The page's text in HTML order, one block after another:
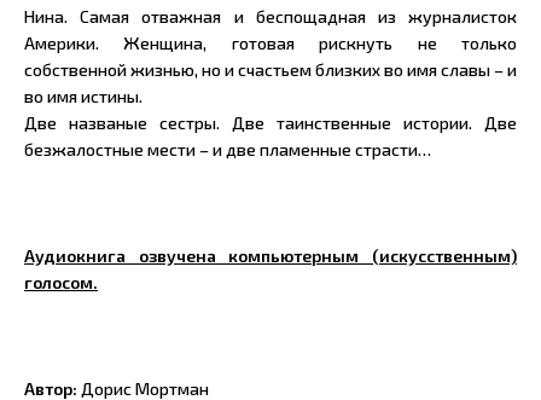
Нина. Самая отважная и беспощадная из журналисток
Америки. Женщина, готовая рискнуть не только
собственной жизнью, но и счастьем близких во имя славы – и
во имя истины.
Две названые сестры. Две таинственные истории. Две
безжалостные мести – и две пламенные страсти…
Аудиокнига озвучена компьютерным (искусственным)
голосом.
Автор: Дорис Мортман